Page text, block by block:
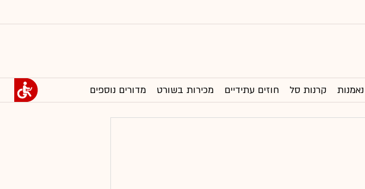
קרנות סל חוזים עתידיים מכירות בשורט מדורים נוספים